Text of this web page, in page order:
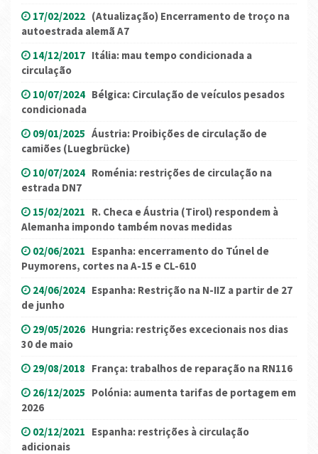
17/02/2022 (Atualização) Encerramento de troço na
autoestrada alemã A7
14/12/2017 Itália: mau tempo condicionada a
circulação
10/07/2024 Bélgica: Circulação de veículos pesados
condicionada
09/01/2025 Áustria: Proibições de circulação de
camiões (Luegbrücke)
10/07/2024 Roménia: restrições de circulação na
estrada DN7
15/02/2021 R. Checa e Áustria (Tirol) respondem à
Alemanha impondo também novas medidas
02/06/2021 Espanha: encerramento do Túnel de
Puymorens, cortes na A-15 e CL-610
24/06/2024 Espanha: Restrição na N-IIZ a partir de 27
de junho
29/05/2026 Hungria: restrições excecionais nos dias
30 de maio
29/08/2018 França: trabalhos de reparação na RN116
26/12/2025 Polónia: aumenta tarifas de portagem em
2026
02/12/2021 Espanha: restrições à circulação
adicionais